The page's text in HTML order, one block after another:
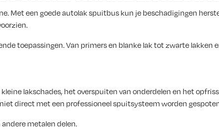
Met een goede autolak spuitbus kun je beschadigingen
toepassingen. Van primers en blanke lak tot zwarte lakken
lakschades, het overspuiten van onderdelen en het
direct met een professioneel spuitsysteem worden
metalen delen.